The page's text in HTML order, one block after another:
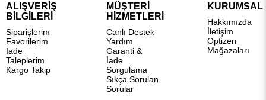
ALIŞVERİŞ
BİLGİLERİ
Siparişlerim
Favorilerim
İade
Taleplerim
Kargo Takip
MÜŞTERİ
HİZMETLERİ
Canlı Destek
Yardım
Garanti &
İade
Sorgulama
Sıkça Sorulan
Sorular
KURUMSAL
Hakkımızda
İletişim
Optizen
Mağazaları